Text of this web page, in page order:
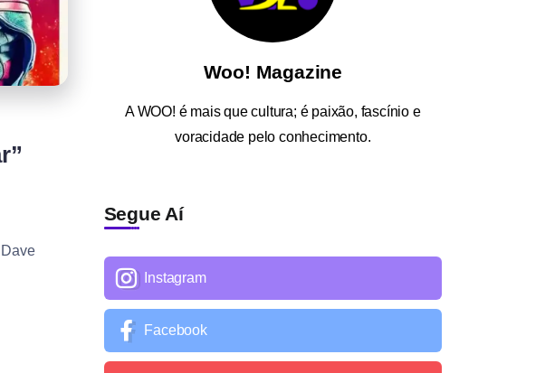
Woo! Magazine
AWOO! é mais que cultura; é paixão, fascínio e
voracidade pelo conhecimento.
Segue Aí
Instagram
Facebook